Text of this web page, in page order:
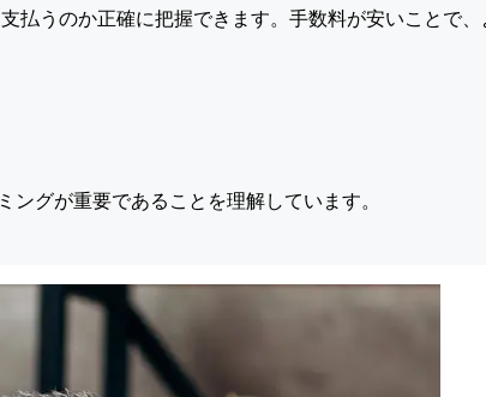
払うのか正確に把握できます。手数料が安いことで、
ングが重要であることを理解しています。